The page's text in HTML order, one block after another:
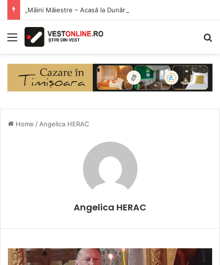
Menu
Home / Angelica HERAC
Angelica HERAC